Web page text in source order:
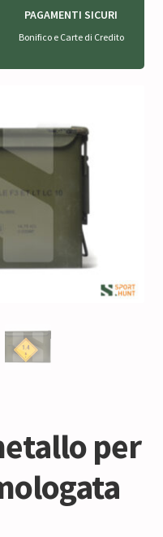
PAGAMENTI SICURI
Bonifico e Carte di Credito
per